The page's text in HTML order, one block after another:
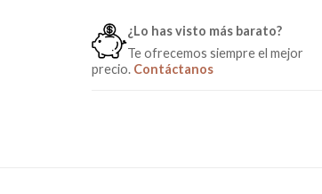
¿Lo has visto más barato?
Te ofrecemos siempre el mejor
precio. Contáctanos